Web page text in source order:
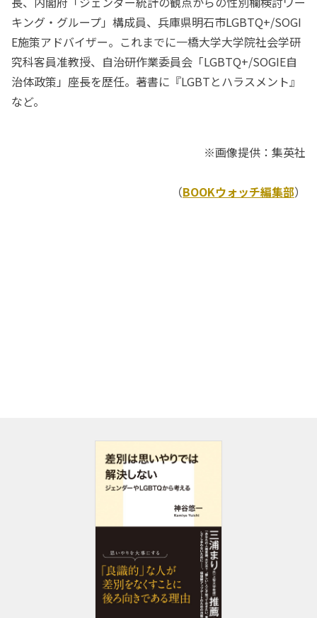
キング・グループ」構成員、兵庫県明石市LGBTQ+/SOGI
E施策アドバイザー。これまでに一橋大学大学院社会学研
究科客員准教授、自治研作業委員会「LGBTQ+/SOGIE自
治体政策」座長を歴任。著書に『LGBTとハラスメント』
など。
※画像提供：集英社
（BOOKウォッチ編集部）